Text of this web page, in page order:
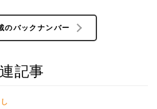
のバックナンバー
記事